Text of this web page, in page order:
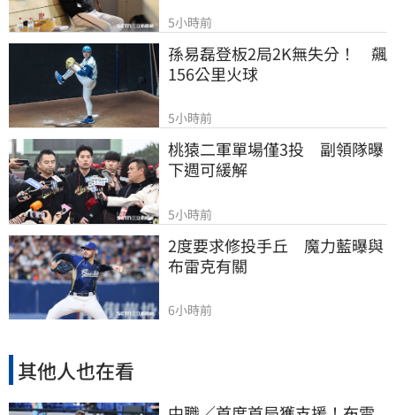
5小時前
孫易磊登板2局2K無失分！　飆
156公里火球
5小時前
桃猿二軍單場僅3投　副領隊曝
下週可緩解
5小時前
2度要求修投手丘　魔力藍曝與
布雷克有關
6小時前
其他人也在看